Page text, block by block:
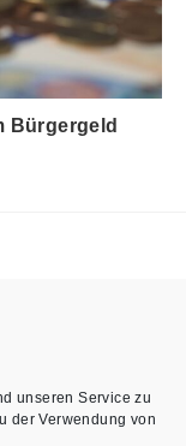
unseren Service zu
der Verwendung von
Bürgergeld
abgeben